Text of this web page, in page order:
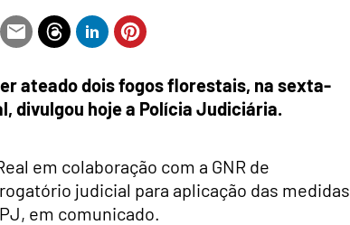
ateado dois fogos florestais, na sexta-
divulgou hoje a Polícia Judiciária.
em colaboração com a GNR de
judicial para aplicação das medidas
em comunicado.